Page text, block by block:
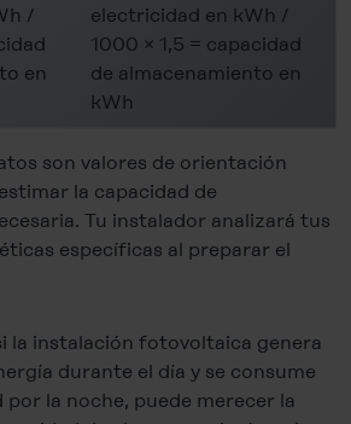
/
en
electricidad en kWh /
1000 × 1,5 = capacidad
de almacenamiento en
kWh
son valores de orientación
la capacidad de
Tu instalador analizará tus
específicas al preparar el
la instalación fotovoltaica genera
durante el día y se consume
la noche, puede merecer la